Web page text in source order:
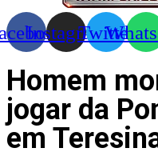
InstagramTwitter
Homem
jogar da
em